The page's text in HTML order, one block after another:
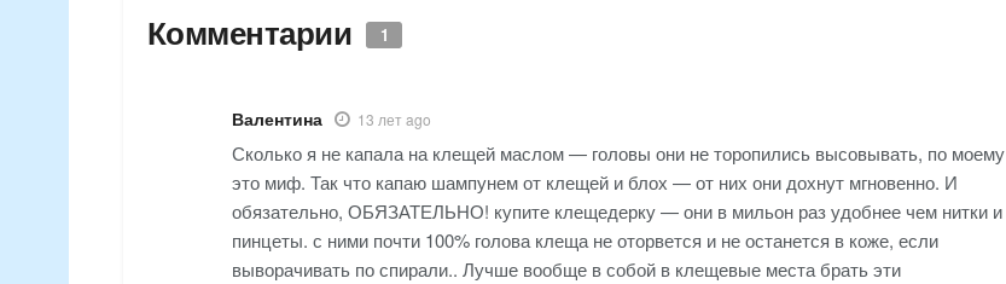
Комментарии 1
Валентина 13 лет ago
Сколько я не капала на клещей маслом — головы они не торопились высовывать, по моему
это миф. Так что капаю шампунем от клещей и блох — от них они дохнут мгновенно. И
обязательно, ОБЯЗАТЕЛЬНО! купите клещедерку — они в мильон раз удобнее чем нитки и
пинцеты. с ними почти 100% голова клеща не оторвется и не останется в коже, если
выворачивать по спирали.. Лучше вообще в собой в клещевые места брать эти